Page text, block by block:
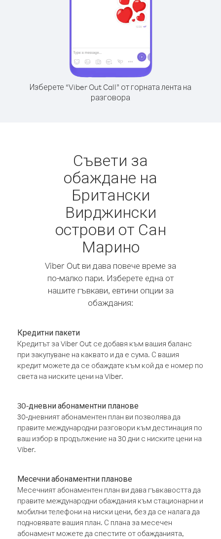
Изберете “Viber Out Call” от горната лента на
разговора
Съвети за
обаждане на
Британски
Вирджински
острови от Сан
Марино
Viber Out ви дава повече време за
по-малко пари. Изберете една от
нашите гъвкави, евтини опции за
обаждания:
Кредитни пакети
Кредитът за Viber Out се добавя към вашия баланс
при закупуване на каквато и да е сума. С вашия
кредит можете да се обаждате към кой да е номер по
света на ниските цени на Viber.
30-дневни абонаментни планове
30-дневният абонаментен план ви позволява да
правите международни разговори към дестинация по
ваш избор в продължение на 30 дни с ниските цени на
Viber.
Месечни абонаментни планове
Месечният абонаментен план ви дава гъвкавостта да
правите международни обаждания към стационарни и
мобилни телефони на ниски цени, без да се налага да
подновявате вашия план. С плана за месечен
абонамент можете да спестите от обажданията,